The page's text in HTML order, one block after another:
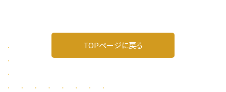
TOPページに戻る